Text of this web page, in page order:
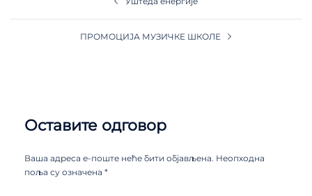
ПРОМОЦИЈА МУЗИЧКЕ ШКОЛЕ
Оставите одговор
Ваша адреса е-поште неће бити објављена. Неопходна
поља су означена *